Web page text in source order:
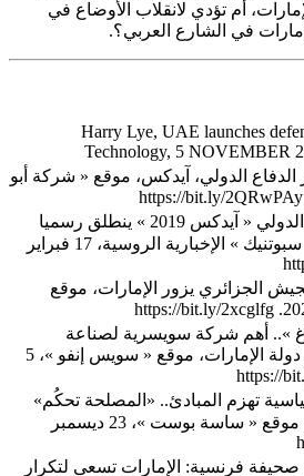
أم تؤدي لانقلاب الأوضاع في
في الشارع العربي؟.
Harry Lye, UAE launches
Technology, 5 NOVEMBER
الدولي، آيدكس، موقع « شركة أبو
https://bit.ly/2QRwPAy
المحرر، معرض الدفاع الدولي « آيدكس 2019 » ينطلق رسميا
اليوم في أبوظبي، وكالة « سبوتنيك » الإخبارية الروسية، 17 فبراير
الجزائري يزور الإمارات، موقع
https://bit.ly/2xcglfg
».. أهم شركة سويسرية لصناعة
الأسلحة تعزز حضورها في دولة الإمارات، موقع « سويس إنفو »، 5
https://
تهزم المبادئ.. «المصلحة تحكُم»
صادرات الأسلحة الألمانية، موقع « ساسة بوست »، 23 ديسمبر
فرنسية: الإمارات تسعى لتكرار